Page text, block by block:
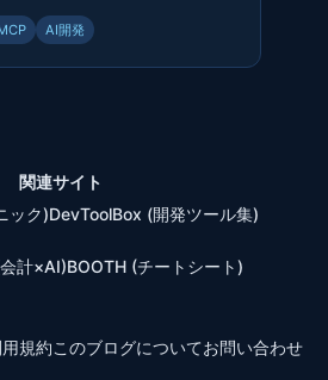
AI開発
関連サイト
ック)DevToolBox (開発ツール集)
計×AI)BOOTH (チートシート)
規約このブログについてお問い合わせ